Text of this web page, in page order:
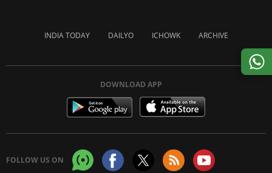
INDIA TODAY DAILYO ICHOWK ARCHIVE
DOWNLOAD APP
FOLLOW US ON